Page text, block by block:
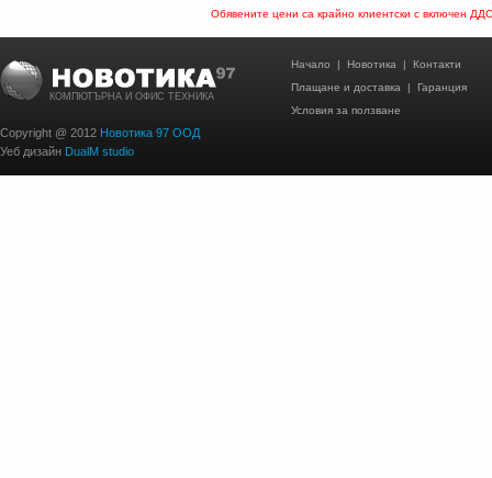
Обявените цени са крайно клиентски с включен ДДС
КОМПЮТЪРНА И ОФИС ТЕХНИКА
Copyright @ 2012 Новотика 97 ООД
Уеб дизайн DualM studio
Начало | Новотика | Контакти
Плащане и доставка | Гаранция
Условия за ползване